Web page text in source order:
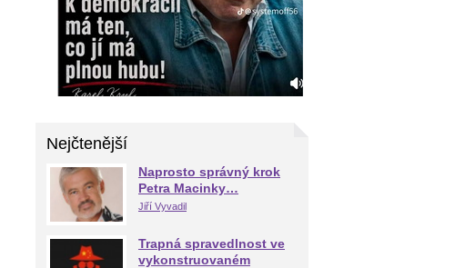
Nejčtenější
Naprosto správný krok
Petra Macinky…
Jiří Vyvadil
Trapná spravedlnost ve
vykonstruovaném